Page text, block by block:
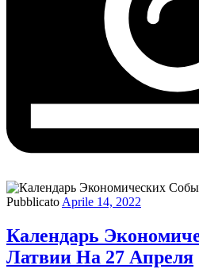
Pubblicato Aprile 14, 2022
Календарь
Латвии На 27 Апреля